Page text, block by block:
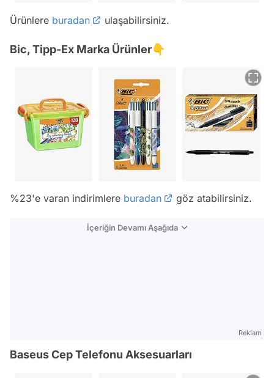
Ürünlere buradan ulaşabilirsiniz.
Bic, Tipp-Ex Marka Ürünler👇
%23'e varan indirimlere buradan göz atabilirsiniz.
İçeriğin Devamı Aşağıda
Reklam
Baseus Cep Telefonu Aksesuarları